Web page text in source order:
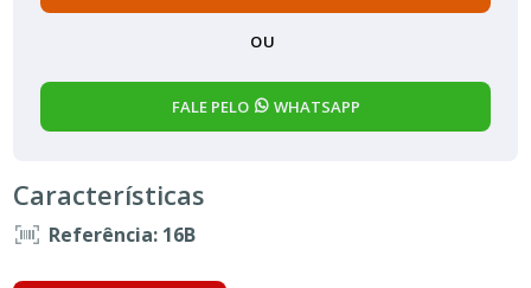
OU
FALE PELO WHATSAPP
Características
Referência: 16B